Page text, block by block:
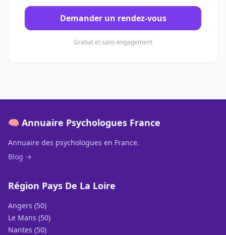
Demander un rendez-vous
Gratuit et sans engagement
🧠 Annuaire Psychologues France
Annuaire des psychologues en France.
Blog →
Région Pays De La Loire
Angers (50)
Le Mans (50)
Nantes (50)